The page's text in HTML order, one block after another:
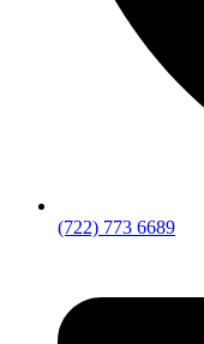
(722) 773 6689